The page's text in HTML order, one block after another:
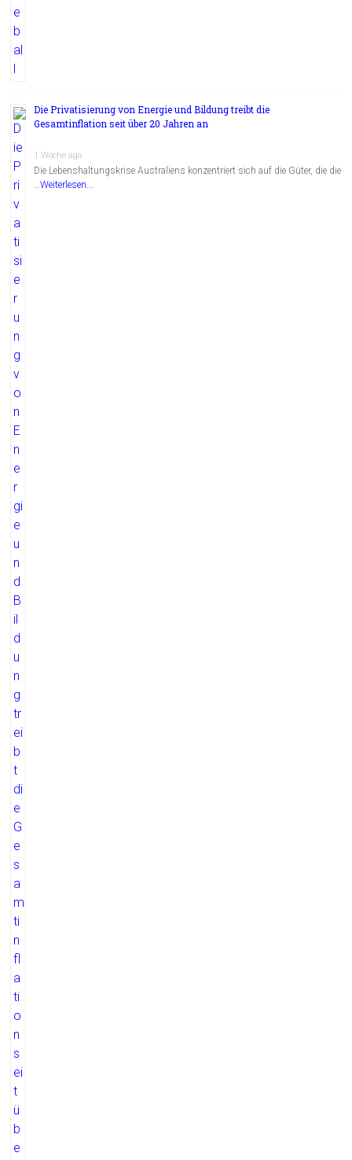
Die Privatisierung von Energie und Bildung treibt die
Gesamtinflation seit über 20 Jahren an
1 Woche ago
Die Lebenshaltungskrise Australiens konzentriert sich auf die Güter, die die
…Weiterlesen...